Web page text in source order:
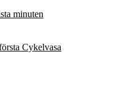
minuten
Cykelvasa